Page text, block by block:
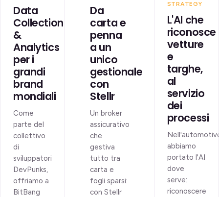
Data
Collection
&
Analytics
per i
grandi
brand
mondiali
Come
parte del
collettivo
di
sviluppatori
DevPunks,
offriamo a
BitBang
Da
carta e
penna
a un
unico
gestionale,
con
Stellr
Un broker
assicurativo
che
gestiva
tutto tra
carta e
fogli sparsi:
con Stellr
STRATEGY
L'AI che
riconosce
vetture
e
targhe,
al
servizio
dei
processi
abbiamo
portato l'AI
dove
serve:
riconoscere